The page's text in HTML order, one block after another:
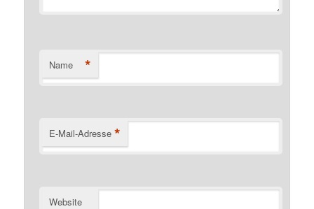
Name *
E-Mail-Adresse *
Website